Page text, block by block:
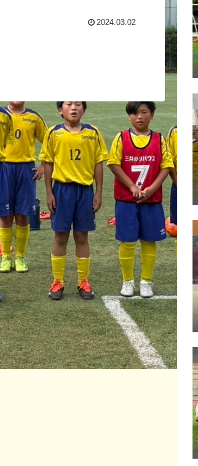
2024.03.02